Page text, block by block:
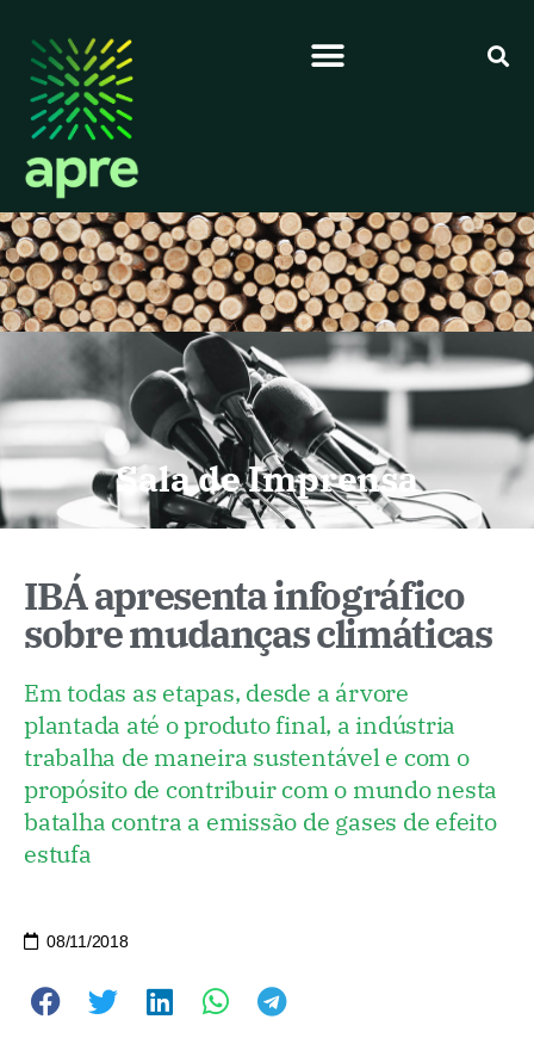
Sala de Imprensa
IBÁ apresenta infográfico
sobre mudanças climáticas
Em todas as etapas, desde a árvore
plantada até o produto final, a indústria
trabalha de maneira sustentável e com o
propósito de contribuir com o mundo nesta
batalha contra a emissão de gases de efeito
estufa
08/11/2018